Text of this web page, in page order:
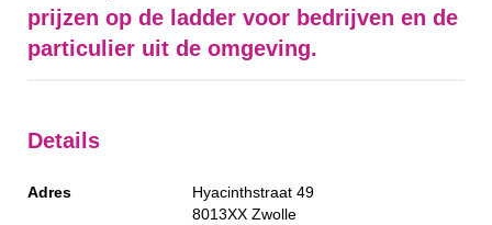
prijzen op de ladder voor bedrijven en de
particulier uit de omgeving.
Details
Adres
Hyacinthstraat 49
8013XX Zwolle